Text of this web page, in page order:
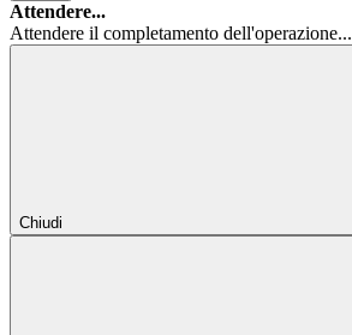
Attendere...
Attendere il completamento dell'operazione...
Chiudi